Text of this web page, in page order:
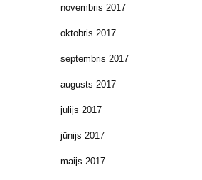
novembris 2017
oktobris 2017
septembris 2017
augusts 2017
jūlijs 2017
jūnijs 2017
maijs 2017